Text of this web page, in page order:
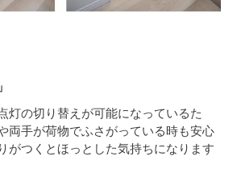
灯の切り替えが可能になっているた
両手が荷物でふさがっている時も安心
がつくとほっとした気持ちになります